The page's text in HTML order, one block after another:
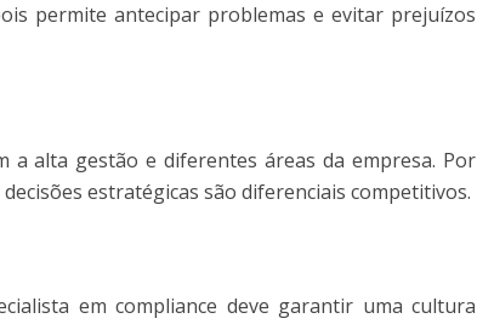
permite antecipar problemas e evitar prejuízos
a alta gestão e diferentes áreas da empresa. Por
estratégicas são diferenciais competitivos.
em compliance deve garantir uma cultura